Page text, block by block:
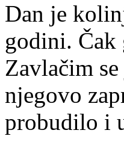
Dan je
godini. Čak
Zavlačim
njegovo
probudilo i